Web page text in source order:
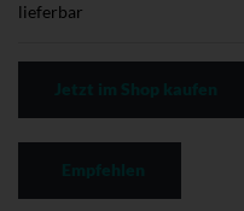
lieferbar